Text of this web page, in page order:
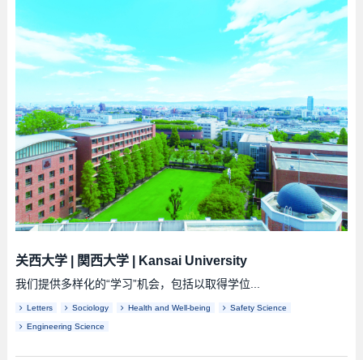
关西大学| 関西大学| Kansai University
我们提供多样化的“学习”机会，包括以取得学位...
Letters Sociology Health and Well-being Safety Science
Engineering Science